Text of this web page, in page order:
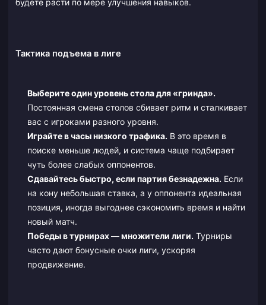
будете расти по мере улучшения навыков.
Тактика подъема в лиге
Выберите один уровень стола для «гринда».
Постоянная смена столов сбивает ритм и сталкивает
вас с игроками разного уровня.
Играйте в часы низкого трафика. В это время в
поиске меньше людей, и система чаще подбирает
чуть более слабых оппонентов.
Сдавайтесь быстро, если партия безнадежна. Если
на кону небольшая ставка, а у оппонента идеальная
позиция, иногда выгоднее сэкономить время и найти
новый матч.
Победы в турнирах — множители лиги. Турниры
часто дают бонусные очки лиги, ускоряя
продвижение.